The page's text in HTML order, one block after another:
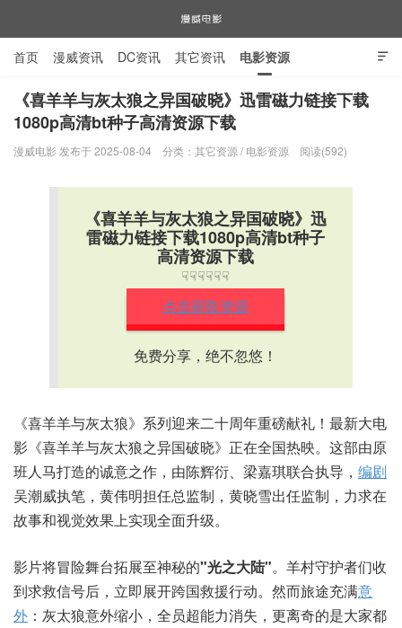
漫威电影

首页 漫威资讯 DC资讯 其它资讯 电影资源
电视剧资源 漫威图片
《喜羊羊与灰太狼之异国破晓》迅雷磁力链接下载
1080p高清bt种子高清资源下载
漫威电影 发布于 2025-08-04 分类： 其它资源 / 电影资源 阅读(592)
《喜羊羊与灰太狼之异国破晓》迅
雷磁力链接下载1080p高清bt种子
高清资源下载
☟☟☟☟☟☟
点击获取资源
免费分享，绝不忽悠！
《喜羊羊与灰太狼》系列迎来二十周年重磅献礼！最新大电
影《喜羊羊与灰太狼之异国破晓》正在全国热映。这部由原
班人马打造的诚意之作，由陈辉衍、梁嘉琪联合执导， 编剧
吴潮威执笔，黄伟明担任总监制，黄晓雪出任监制，力求在
故事和视觉效果上实现全面升级。
影片将冒险舞台拓展至神秘的"光之大陆"。羊村守护者们收
到求救信号后，立即展开跨国救援行动。然而旅途充满意
外 ：灰太狼意外缩小，全员超能力消失，更离奇的是大家都